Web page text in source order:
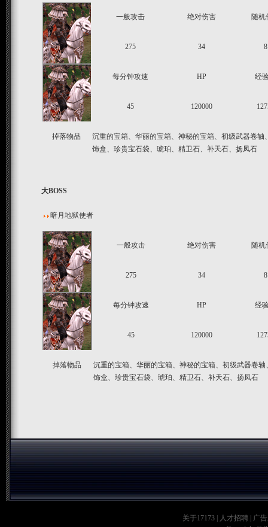
一般攻击 绝对伤害 随机
275 34 8
每分钟攻速 HP 经
45 120000
掉落物品
沉重的宝箱、华丽的宝箱、神秘的宝箱、初级武器卷
饰盒、珍贵宝石袋、琥珀、精卫石、补天石、扬凤石
大BOSS
暗月地狱使者
一般攻击 绝对伤害 随机
275 34 8
每分钟攻速 HP 经
45 120000
掉落物品
沉重的宝箱、华丽的宝箱、神秘的宝箱、初级武器卷
饰盒、珍贵宝石袋、琥珀、精卫石、补天石、扬凤石
关于17173 人才招聘
广